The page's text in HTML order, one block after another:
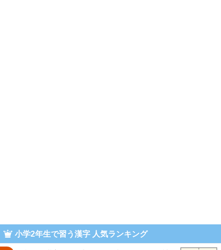
小学2年生で習う漢字 人気ランキング